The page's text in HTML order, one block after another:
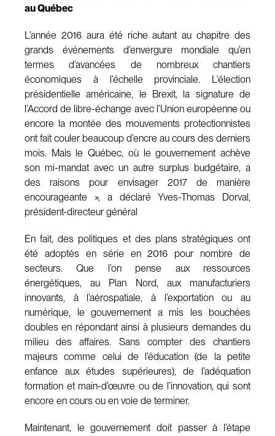
au Québec
L’année 2016 aura été riche autant au chapitre des
grands événements d’envergure mondiale qu’en
termes d’avancées de nombreux chantiers
économiques à l’échelle provinciale. L’élection
présidentielle américaine, le Brexit, la signature de
l’Accord de libre-échange avec l’Union européenne ou
encore la montée des mouvements protectionnistes
ont fait couler beaucoup d’encre au cours des derniers
mois. Mais le Québec, où le gouvernement achève
son mi-mandat avec un autre surplus budgétaire, a
des raisons pour envisager 2017 de manière
encourageante », a déclaré Yves-Thomas Dorval,
président-directeur général
En fait, des politiques et des plans stratégiques ont
été adoptés en série en 2016 pour nombre de
secteurs. Que l’on pense aux ressources
énergétiques, au Plan Nord, aux manufacturiers
innovants, à l’aérospatiale, à l’exportation ou au
numérique, le gouvernement a mis les bouchées
doubles en répondant ainsi à plusieurs demandes du
milieu des affaires. Sans compter des chantiers
majeurs comme celui de l’éducation (de la petite
enfance aux études supérieures), de l’adéquation
formation et main-d’œuvre ou de l’innovation, qui sont
encore en cours ou en voie de terminer.
Maintenant, le gouvernement doit passer à l’étape